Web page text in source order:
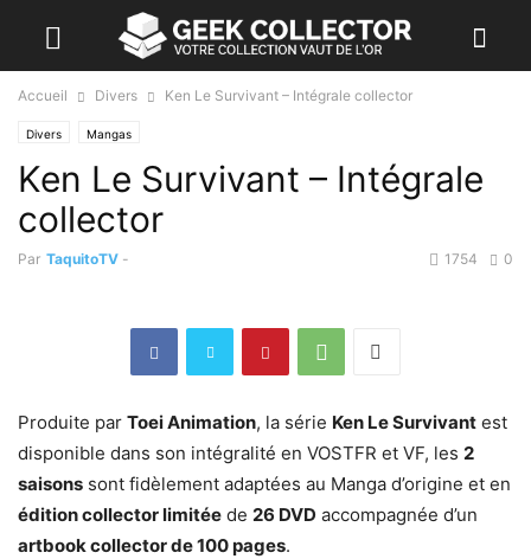
Accueil Divers Ken Le Survivant – Intégrale collector
Divers Mangas
Ken Le Survivant – Intégrale
collector
Par TaquitoTV - 0
1754
Produite par Toei Animation, la série Ken Le Survivant est
disponible dans son intégralité en VOSTFR et VF, les 2
saisons sont fidèlement adaptées au Manga d’origine et en
édition collector limitée de 26 DVD accompagnée d’un
artbook collector de 100 pages.